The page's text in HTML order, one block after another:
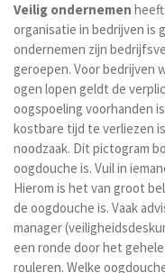
Veilig ondernemen
organisatie in bedrijven is
ondernemen zijn
geroepen. Voor bedrijven
ogen lopen geldt de
oogspoeling voorhanden
kostbare tijd te verliezen
noodzaak. Dit pictogram
oogdouche is. Vuil in
Hierom is het van groot
de oogdouche is. Vaak
manager
een ronde door het
rouleren. Welke